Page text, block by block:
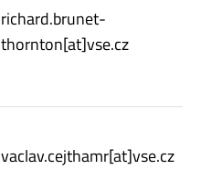
richard.brunet-
thornton[at]vse.cz
vaclav.cejthamr[at]vse.cz